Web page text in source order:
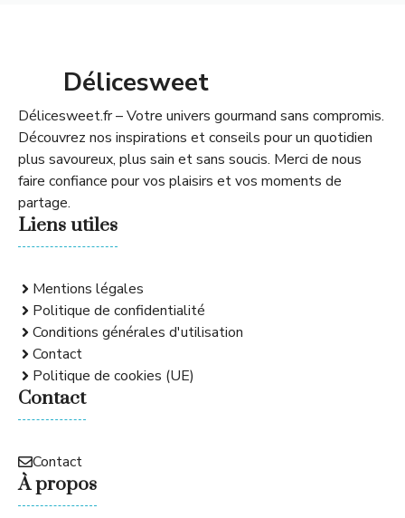
Délicesweet
Délicesweet.fr – Votre univers gourmand sans compromis.
Découvrez nos inspirations et conseils pour un quotidien
plus savoureux, plus sain et sans soucis. Merci de nous
faire confiance pour vos plaisirs et vos moments de
partage.
Liens utiles
Mentions légales
Politique de confidentialité
Conditions générales d'utilisation
Contact
Politique de cookies (UE)
Contact
Contact
À propos